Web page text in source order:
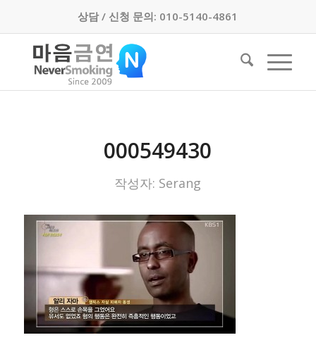
상담 / 신청 문의: 010-5140-4861
000549430
작성자: Serang